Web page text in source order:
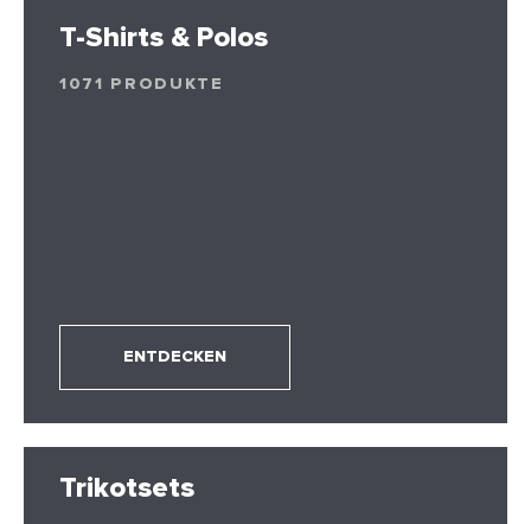
T-Shirts & Polos
1071 PRODUKTE
ENTDECKEN
Trikotsets